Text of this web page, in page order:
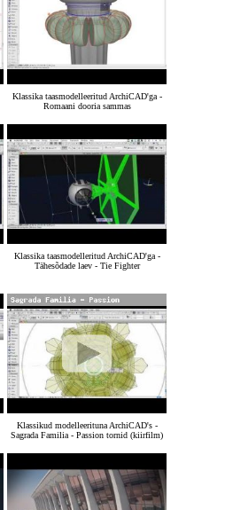
Klassika taasmodelleeritud ArchiCAD'ga -
Romaani dooria sammas
Klassika taasmodelleritud ArchiCAD'ga -
Tähesõdade laev - Tie Fighter
Klassikud modelleerituna ArchiCAD's -
Sagrada Familia - Passion tornid (kiirfilm)